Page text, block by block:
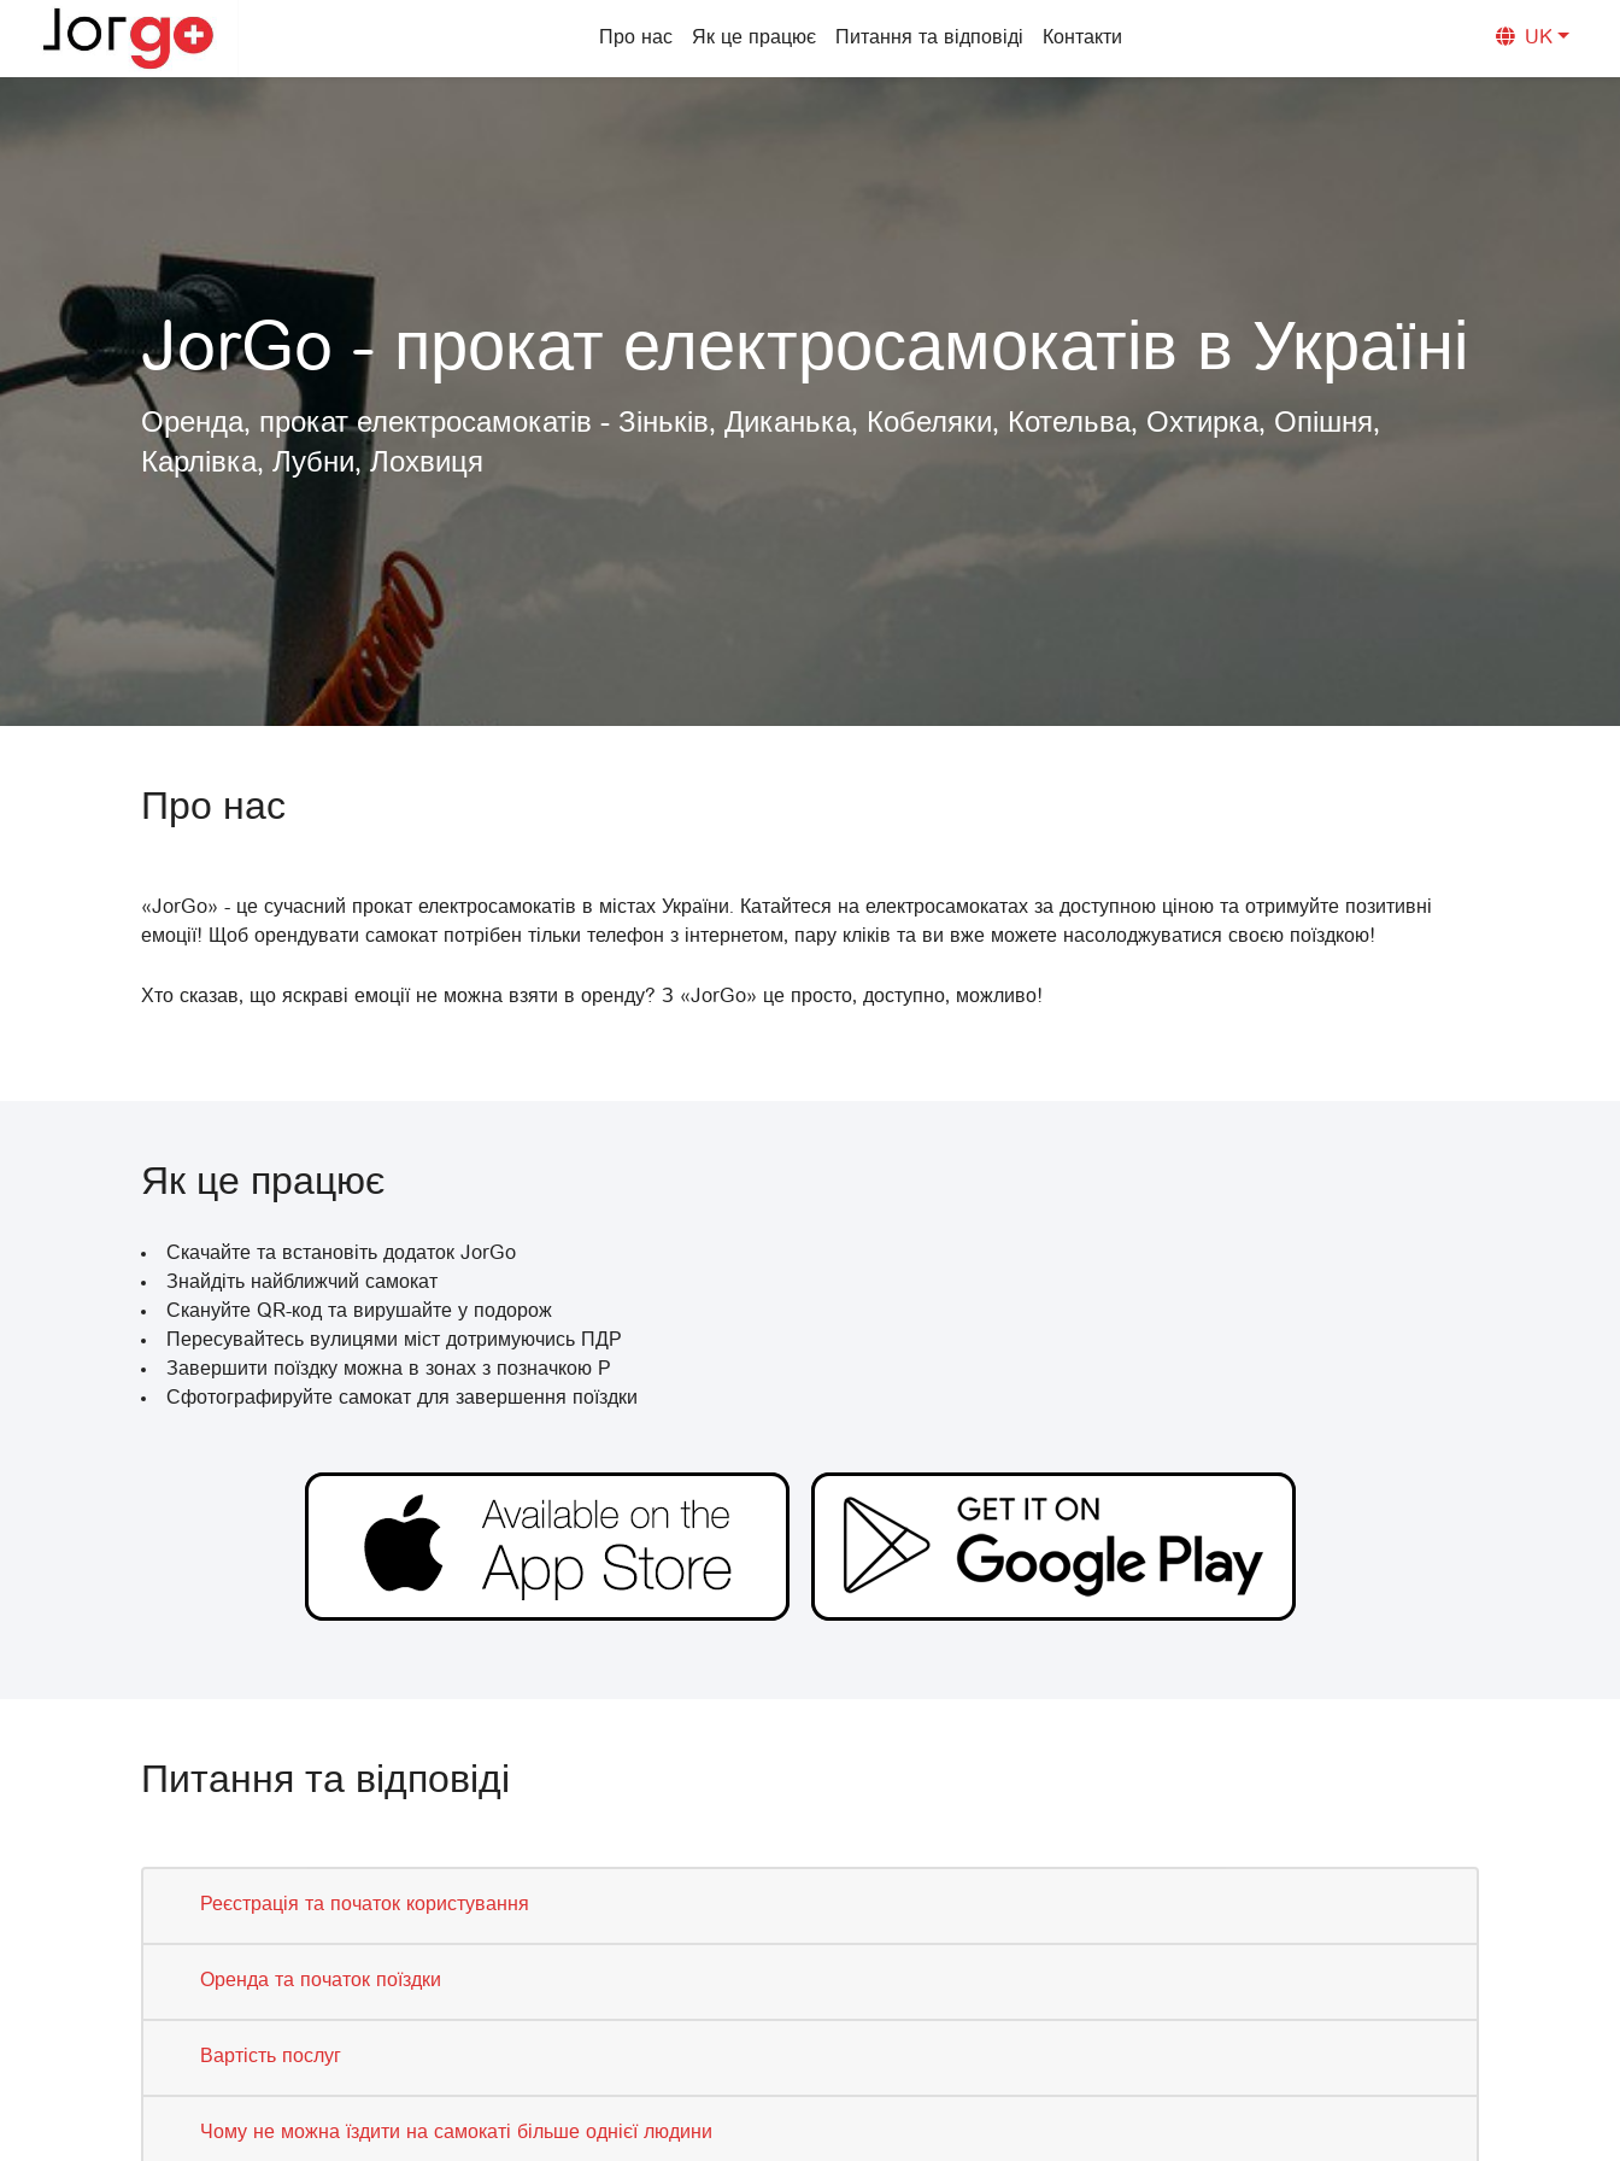
Про нас Як це працює Питання та відповіді Контакти UK
JorGo - прокат електросамокатів в Україні
Оренда, прокат електросамокатів - Зіньків, Диканька, Кобеляки, Котельва, Охтирка, Опішня,
Карлівка, Лубни, Лохвиця
Про нас
«JorGo» - це сучасний прокат електросамокатів в містах України. Катайтеся на електросамокатах за доступною ціною та отримуйте позитивні
емоції! Щоб орендувати самокат потрібен тільки телефон з інтернетом, пару кліків та ви вже можете насолоджуватися своєю поїздкою!
Хто сказав, що яскраві емоції не можна взяти в оренду? З «JorGo» це просто, доступно, можливо!
Як це працює
Скачайте та встановіть додаток JorGo
Знайдіть найближчий самокат
Скануйте QR-код та вирушайте у подорож
Пересувайтесь вулицями міст дотримуючись ПДР
Завершити поїздку можна в зонах з позначкою Р
Сфотографируйте самокат для завершення поїздки
Питання та відповіді
Реєстрація та початок користування
Оренда та початок поїздки
Вартість послуг
Чому не можна їздити на самокаті більше однієї людини